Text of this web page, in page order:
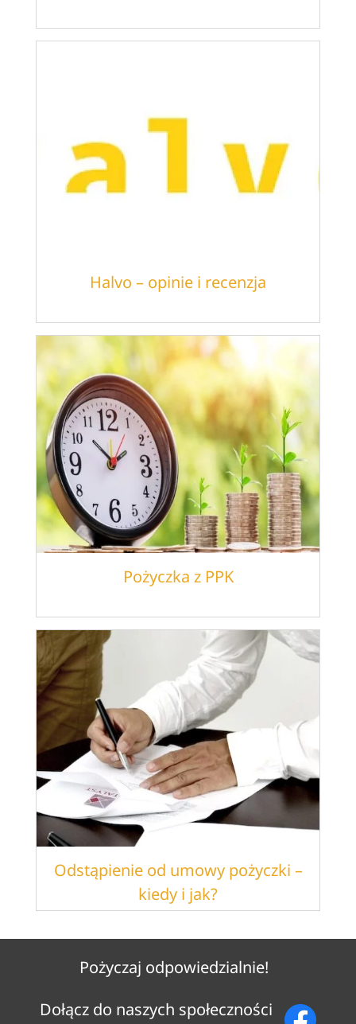
Halvo – opinie i recenzja
Pożyczka z PPK
Odstąpienie od umowy pożyczki –
kiedy i jak?
Pożyczaj odpowiedzialnie!
Dołącz do naszych społeczności